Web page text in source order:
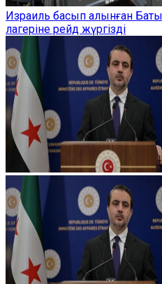
Израиль басып алынған
лагеріне рейд жүргізді